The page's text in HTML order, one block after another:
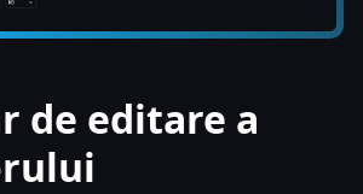
de editare a